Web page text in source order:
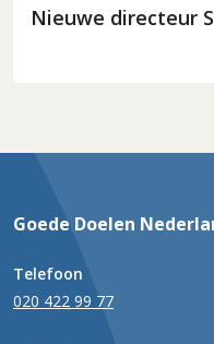
Nieuwe directeur
Goede Doelen
Telefoon
020 422 99 77